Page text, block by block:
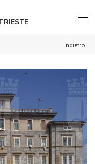
indietro